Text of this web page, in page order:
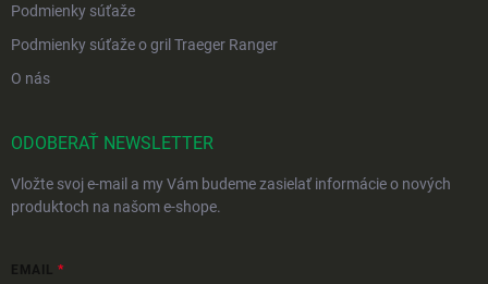
Podmienky súťaže
Podmienky súťaže o gril Traeger Ranger
O nás
ODOBERAŤ NEWSLETTER
Vložte svoj e-mail a my Vám budeme zasielať informácie o nových
produktoch na našom e-shope.
EMAIL